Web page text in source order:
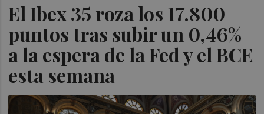
El Ibex 35 roza los 17.800
puntos tras subir un 0,46%
a la espera de la Fed y el BCE
esta semana